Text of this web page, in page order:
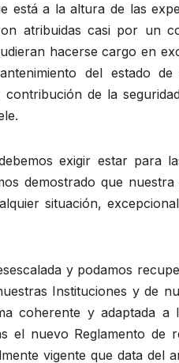
está a la altura de las
atribuidas casi por un
hacerse cargo en
del estado
de la
exigir estar para
demostrado que
situación,
y podamos
Instituciones y de
coherente y adaptada a
el nuevo Reglamento de
vigente que data del